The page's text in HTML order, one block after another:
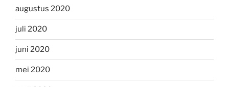
augustus 2020
juli 2020
juni 2020
mei 2020